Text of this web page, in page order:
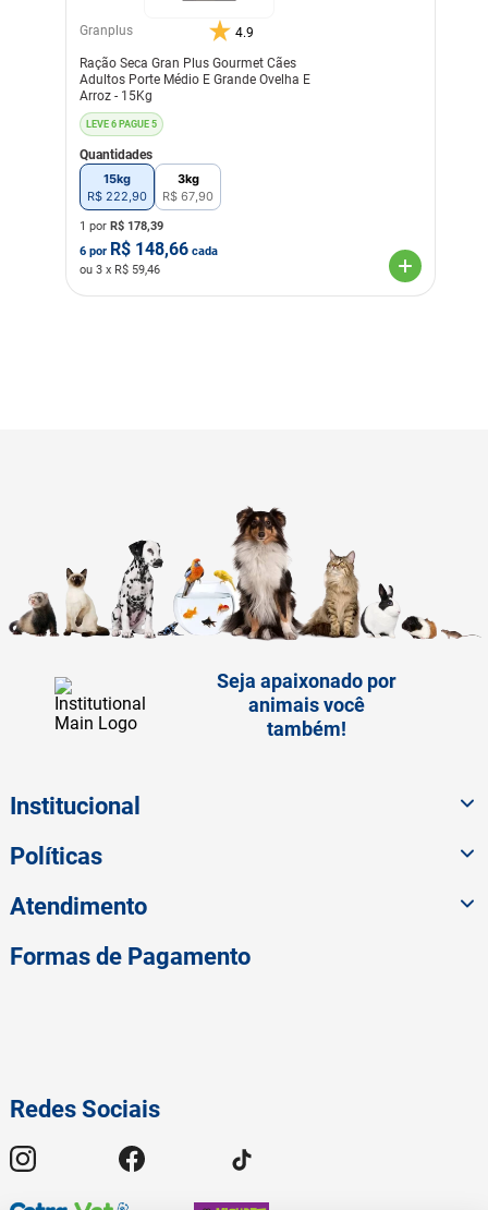
Granplus 4.9
Ração Seca Gran Plus Gourmet Cães
Adultos Porte Médio E Grande Ovelha E
Arroz - 15Kg
LEVE 6 PAGUE 5
Quantidades
15kg
R$ 222,90
3kg
R$ 67,90
1 por R$ 178,39
6 por R$ 148,66 cada
ou 3 x R$ 59,46
Seja apaixonado por
animais você
também!
Institucional
Políticas
Atendimento
Redes Sociais
Formas de Pagamento